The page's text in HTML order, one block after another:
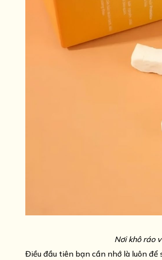
Nơi khô ráo
Điều đầu tiên bạn cần nhớ là luôn để